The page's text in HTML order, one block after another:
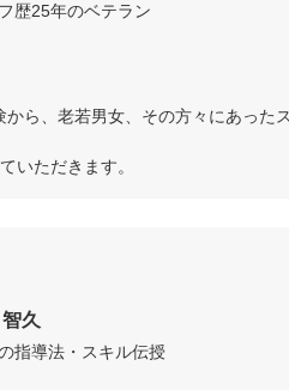
歴25年のベテラン
いただきます。
久
指導法・スキル伝授